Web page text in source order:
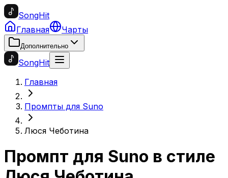
SongHit
Главная
Чарты
Дополнительно
SongHit
Главная
Промпты для Suno
Люся Чеботина
Промпт для Suno в стиле